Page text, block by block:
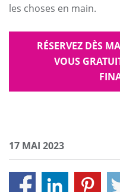
les choses en main.
RÉSERVEZ DÈS
VOUS
17 MAI 2023